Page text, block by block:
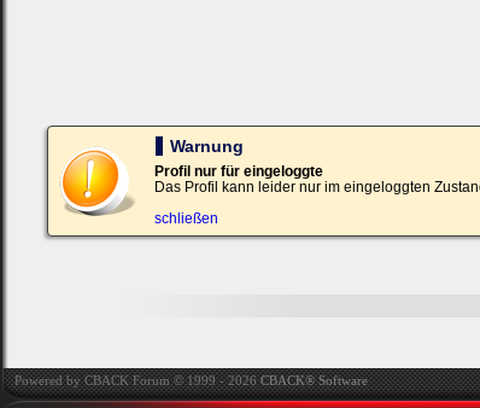
Bei jedem Besuch
automatisch einloggen.
Ich habe mein Passwort
vergessen|Registrieren
Warnung
Profil nur für eingeloggte
Das Profil kann leider nur im eingeloggten
schließen
Powered by CBACK Forum © 1999 - 2026CBACK® Software